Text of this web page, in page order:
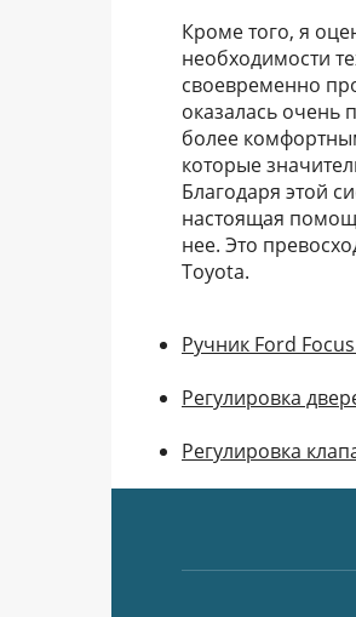
Кроме того, я
необходимости
своевременно
оказалась очень
более
которые
Благодаря этой
настоящая
нее. Это
Toyota.
Ручник Ford
Регулировка
Регулировка